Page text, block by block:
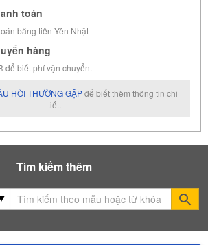
toán
bằng tiền Yên Nhật
hàng
để biết phí vận chuyển.
HỎI THƯỜNG GẶPđể biết thêm thông tin chi
tiết.
Tìm kiếm thêm